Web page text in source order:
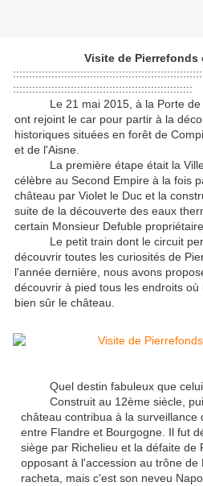
Visite de Pierrefonds
::::::::::::::::::::::::::::::::::::::::::::::::::::::::
Le 21 mai 2015, à la Porte de
ont rejoint le car pour partir à la
historiques situées en forêt de
et de l'Aisne.
La première étape était la Ville
célèbre au Second Empire à la fois
château par Violet le Duc et la
suite de la découverte des eaux
certain Monsieur Defuble
Le petit train dont le circuit
découvrir toutes les curiosités de
l'année dernière, nous avons
découvrir à pied tous les endroits
bien sûr le château.
Quel destin fabuleux que celui
Construit au 12ème siècle,
château contribua à la surveillance
entre Flandre et Bourgogne. Il fut
siège par Richelieu et la défaite de
opposant à l'accession au trône
racheta, mais c'est son neveu